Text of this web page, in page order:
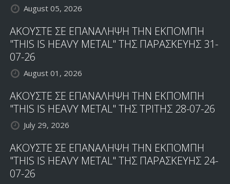
August 05, 2026
ΑΚΟΥΣΤΕ ΣΕ ΕΠΑΝΑΛΗΨΗ ΤΗΝ ΕΚΠΟΜΠΗ
"THIS IS HEAVY METAL" ΤΗΣ ΠΑΡΑΣΚΕΥΗΣ 31-
07-26
August 01, 2026
ΑΚΟΥΣΤΕ ΣΕ ΕΠΑΝΑΛΗΨΗ ΤΗΝ ΕΚΠΟΜΠΗ
"THIS IS HEAVY METAL" ΤΗΣ ΤΡΙΤΗΣ 28-07-26
July 29, 2026
ΑΚΟΥΣΤΕ ΣΕ ΕΠΑΝΑΛΗΨΗ ΤΗΝ ΕΚΠΟΜΠΗ
"THIS IS HEAVY METAL" ΤΗΣ ΠΑΡΑΣΚΕΥΗΣ 24-
07-26